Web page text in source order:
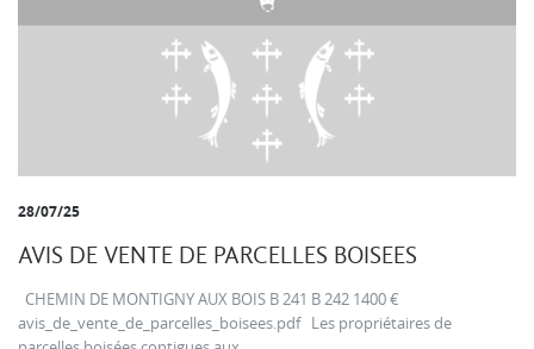
28/07/25
AVIS DE VENTE DE PARCELLES BOISEES
CHEMIN DE MONTIGNY AUX BOIS B 241 B 242 1400 €
avis_de_vente_de_parcelles_boisees.pdf Les propriétaires de